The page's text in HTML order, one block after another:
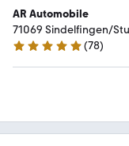
AR Automobile
71069 Sindelfingen/
5 Sterne
(78)